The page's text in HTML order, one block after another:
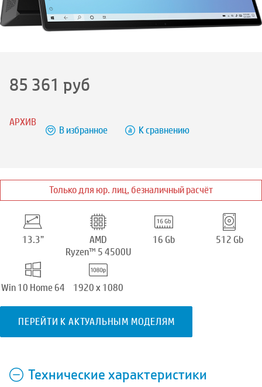
85 361 руб
АРХИВ
В избранное К сравнению
Только для юр. лиц, безналичный расчёт
13.3”
AMD
Ryzen™ 5 4500U
16 Gb 512 Gb
Win 10 Home 64 1920 x 1080
ПЕРЕЙТИ К АКТУАЛЬНЫМ МОДЕЛЯМ
Технические характеристики